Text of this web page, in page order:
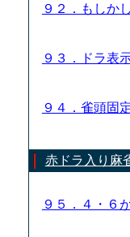
９２．もし
９３．ドラ表
９４．雀頭固
赤ドラ入り麻
９５．４・６